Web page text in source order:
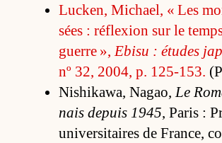
Lu­cken, Mi­chael, « Les
sées : ré­flexion sur le
guerre », Ebisu : études
nº 32, 2004, p. 125-153.
Ni­shi­ka­wa, Na­gao, Le
nais de­puis 1945, Pa­ris :
uni­ver­si­taires de Fran­ce,